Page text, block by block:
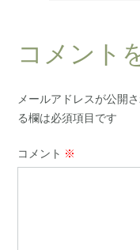
コメント
メールアドレスが公開
る欄は必須項目です
コメント ※